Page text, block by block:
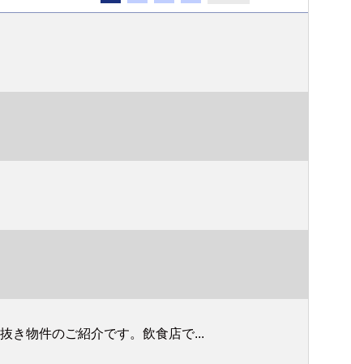
き物件のご紹介です。飲食店で...